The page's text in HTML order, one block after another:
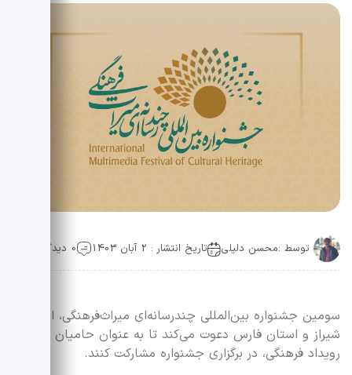
توسط :محسن دلیلی تاریخ انتشار : 2 آبان 1403 0 دیدگاه
سومین جشنواره بین‌المللی چندرسانه‌ای میراث‌فرهنگی، از مردم
شیراز و استان فارس دعوت می‌کند تا به عنوان حامیان این
رویداد فرهنگی، در برگزاری جشنواره مشارکت کنند.